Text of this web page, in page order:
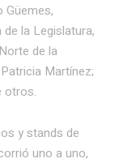
Güemes,
la Legislatura,
de la
Martínez;
otros.
y stands de
uno a uno,